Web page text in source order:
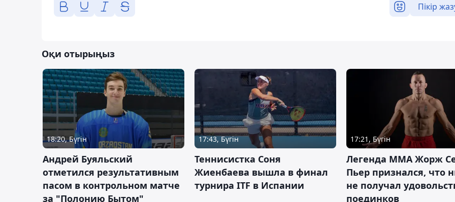
Пікір
Оқи отырыңыз
18:20, Бүгін
Андрей Буяльский
отметился результативным
пасом в контрольном матче
за "Полонию Бытом"
17:43, Бүгін
Теннисистка Соня
Жиенбаева вышла в финал
турнира ITF в Испании
17:21, Бүгін
Легенда ММА Жорж
Пьер признался, что
не получал
поединков